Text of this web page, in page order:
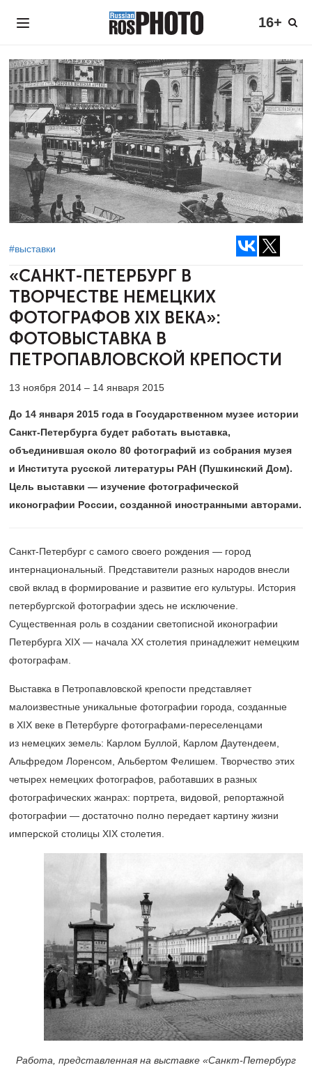
16+
#выставки
«САНКТ-ПЕТЕРБУРГ В
ТВОРЧЕСТВЕ НЕМЕЦКИХ
ФОТОГРАФОВ ХIХ ВЕКА»:
ФОТОВЫСТАВКА В
ПЕТРОПАВЛОВСКОЙ КРЕПОСТИ
13 ноября 2014 – 14 января 2015
До 14 января 2015 года в Государственном музее истории
Санкт-Петербурга будет работать выставка,
объединившая около 80 фотографий из собрания музея
и Института русской литературы РАН (Пушкинский Дом).
Цель выставки — изучение фотографической
иконографии России, созданной иностранными авторами.
Санкт-Петербург с самого своего рождения — город
интернациональный. Представители разных народов внесли
свой вклад в формирование и развитие его культуры. История
петербургской фотографии здесь не исключение.
Существенная роль в создании светописной иконографии
Петербурга XIX — начала ХХ столетия принадлежит немецким
фотографам.
Выставка в Петропавловской крепости представляет
малоизвестные уникальные фотографии города, созданные
в XIX веке в Петербурге фотографами-переселенцами
из немецких земель: Карлом Буллой, Карлом Даутендеем,
Альфредом Лоренсом, Альбертом Фелишем. Творчество этих
четырех немецких фотографов, работавших в разных
фотографических жанрах: портрета, видовой, репортажной
фотографии — достаточно полно передает картину жизни
имперской столицы XIX столетия.
Работа, представленная на выставке «Санкт-Петербург